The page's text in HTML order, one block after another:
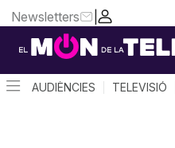
|
Newsletters
AUDIÈNCIES TELEVISIÓ